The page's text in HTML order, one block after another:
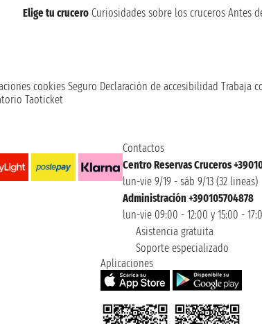
Elige tu crucero Curiosidades sobre los cruceros Antes
cookies Seguro Declaración de accesibilidad Trabaja
Taoticket
Contactos
Centro Reservas Cruceros
lun-vie 9/19 - sáb 9/13 (32 lineas)
Administración +390105704878
lun-vie 09:00 - 12:00 y 15:00 -
Asistencia gratuita
Soporte especializado
Aplicaciones